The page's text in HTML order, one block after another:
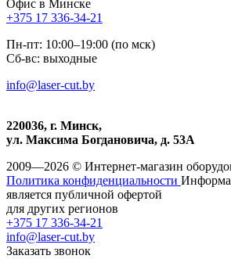
Офис в Минске
+375 17 336-34-21
Пн-пт: 10:00–19:00 (по мск)
Сб-вс: выходные
info@laser-cut.by
220036, г. Минск,
ул. Максима Богдановича, д. 53А
2009—2026 © Интернет-магазин
Политика конфиденциальности
является публичной офертой
для других регионов
+375 17 336-34-21
info@laser-cut.by
Заказать звонок